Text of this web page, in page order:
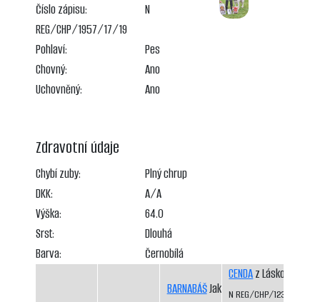
Číslo zápisu:
N
REG/CHP/1957/17/19
Pohlaví:
Pes
Chovný:
Ano
Uchovněný:
Ano
Zdravotní údaje
Chybí zuby:
Plný chrup
DKK:
A/A
Výška:
64.0
Srst:
Dlouhá
Barva:
Černobílá
BARNABÁŠJakubská húrka
CENDAz Láskova
N REG/CHP/1235/01/03